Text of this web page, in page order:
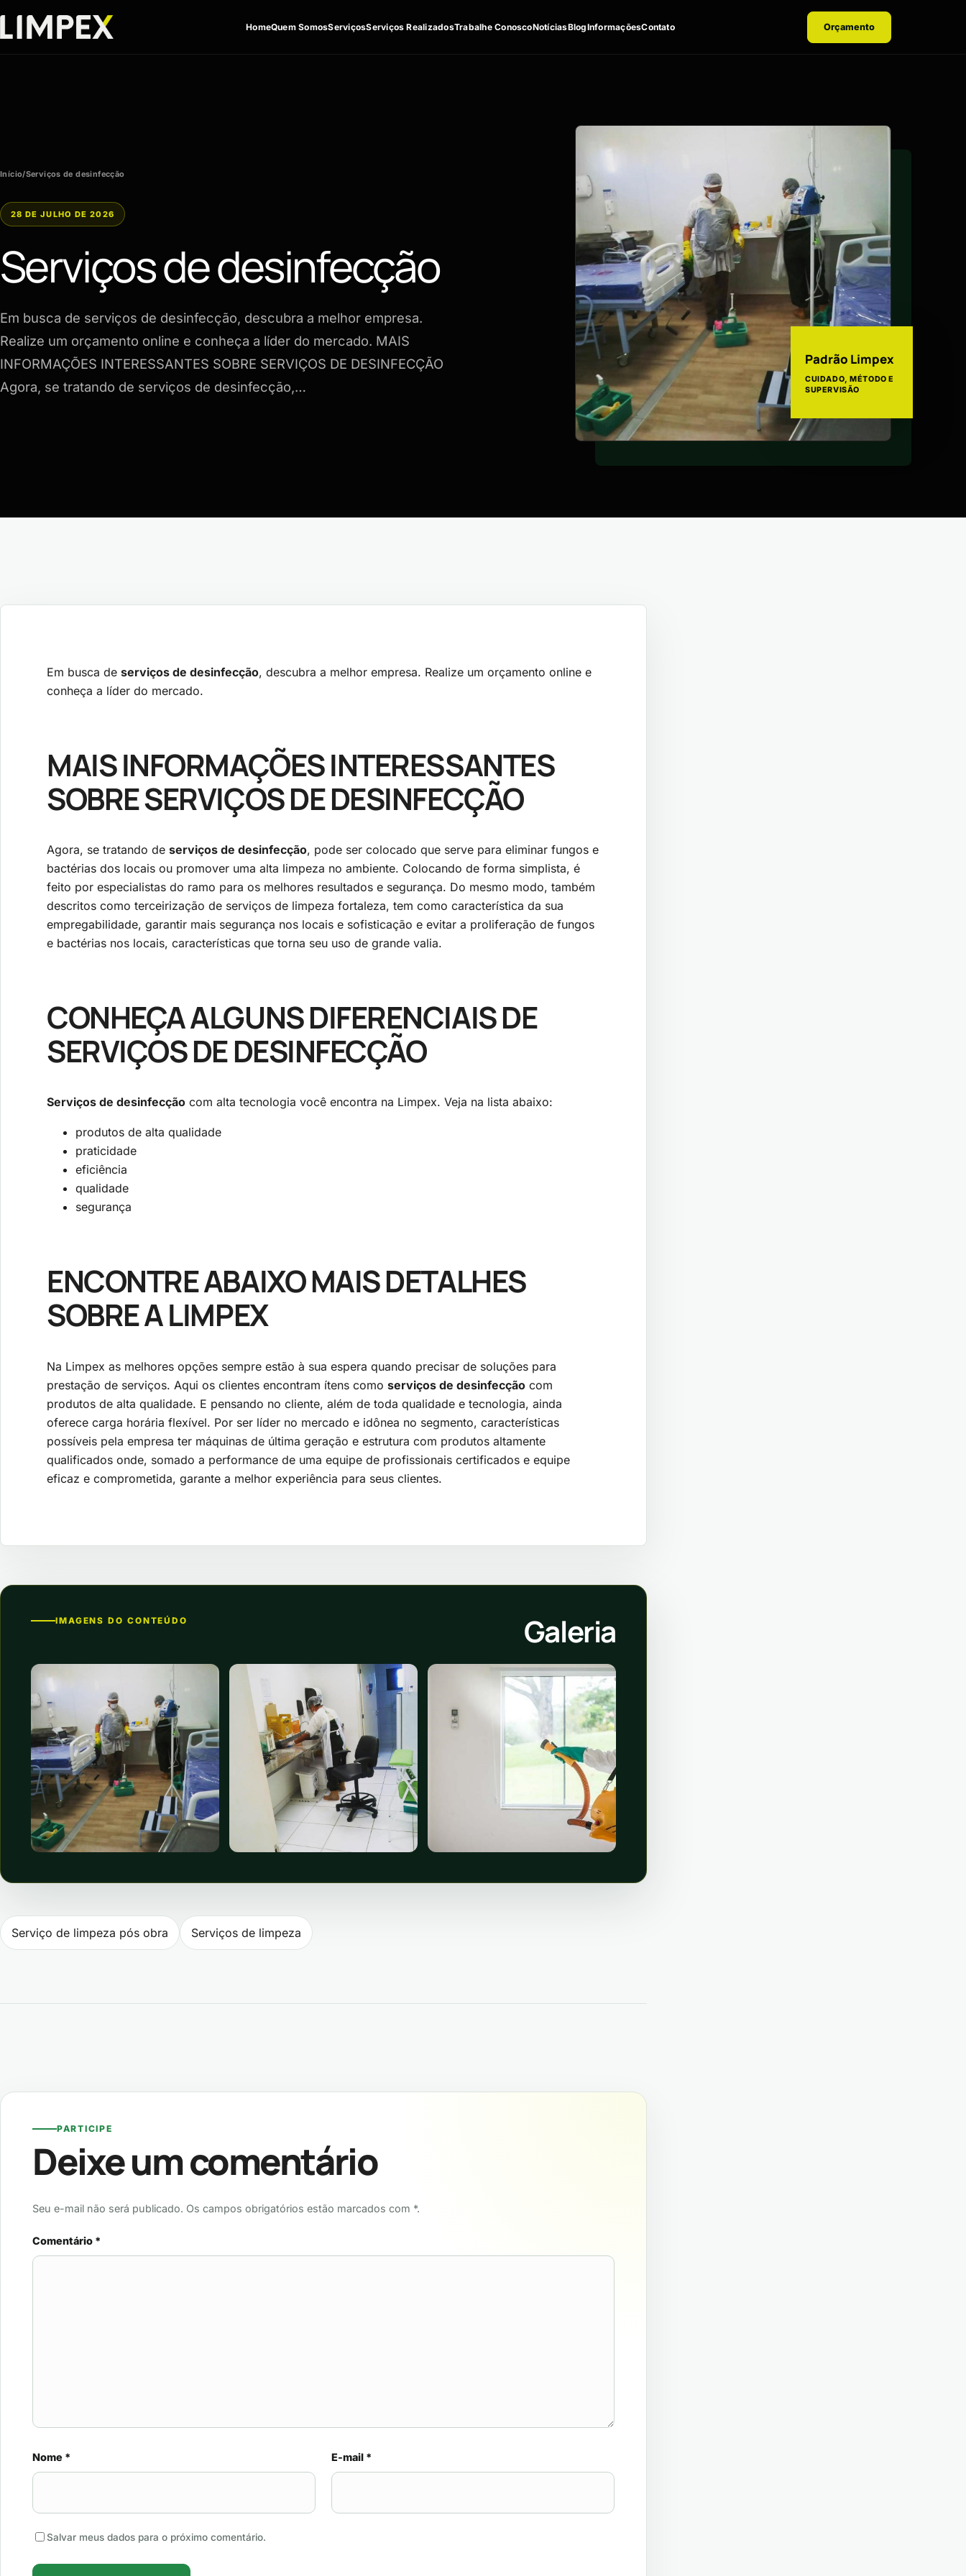
HomeQuem SomosServiçosServiços RealizadosTrabalhe ConoscoNotíciasBlogInformaçõesContato Orçamento
Início/Serviços de desinfecção
28 DE JULHO DE 2026
Serviços de desinfecção
Em busca de serviços de desinfecção, descubra a melhor empresa.
Realize um orçamento online e conheça a líder do mercado. MAIS
INFORMAÇÕES INTERESSANTES SOBRE SERVIÇOS DE DESINFECÇÃO
Agora, se tratando de serviços de desinfecção,…
Padrão Limpex
CUIDADO, MÉTODO E
SUPERVISÃO
Em busca de serviços de desinfecção, descubra a melhor empresa. Realize um orçamento online e
conheça a líder do mercado.
MAIS INFORMAÇÕES INTERESSANTES
SOBRE SERVIÇOS DE DESINFECÇÃO
Agora, se tratando de serviços de desinfecção, pode ser colocado que serve para eliminar fungos e
bactérias dos locais ou promover uma alta limpeza no ambiente. Colocando de forma simplista, é
feito por especialistas do ramo para os melhores resultados e segurança. Do mesmo modo, também
descritos como terceirização de serviços de limpeza fortaleza, tem como característica da sua
empregabilidade, garantir mais segurança nos locais e sofisticação e evitar a proliferação de fungos
e bactérias nos locais, características que torna seu uso de grande valia.
CONHEÇA ALGUNS DIFERENCIAIS DE
SERVIÇOS DE DESINFECÇÃO
Serviços de desinfecção com alta tecnologia você encontra na Limpex. Veja na lista abaixo:
produtos de alta qualidade
praticidade
eficiência
qualidade
segurança
ENCONTRE ABAIXO MAIS DETALHES
SOBRE A LIMPEX
Na Limpex as melhores opções sempre estão à sua espera quando precisar de soluções para
prestação de serviços. Aqui os clientes encontram ítens como serviços de desinfecção com
produtos de alta qualidade. E pensando no cliente, além de toda qualidade e tecnologia, ainda
oferece carga horária flexível. Por ser líder no mercado e idônea no segmento, características
possíveis pela empresa ter máquinas de última geração e estrutura com produtos altamente
qualificados onde, somado a performance de uma equipe de profissionais certificados e equipe
eficaz e comprometida, garante a melhor experiência para seus clientes.
IMAGENS DO CONTEÚDO Galeria
Navegação de Post
Serviço de limpeza pós obra Serviços de limpeza
PARTICIPE
Deixe um comentário
Seu e-mail não será publicado. Os campos obrigatórios estão marcados com *.
Comentário *
Nome * E-mail *
Salvar meus dados para o próximo comentário.